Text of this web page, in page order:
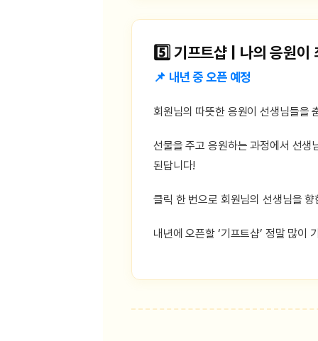
5️⃣ 기프트샵 | 나의 응원이
📌 내년 중 오픈 예정
회원님의 따뜻한 응원이 선생님들을
선물을 주고 응원하는 과정에서 선생
된답니다!
클릭 한 번으로 회원님의 선생님을
내년에 오픈할 ‘기프트샵’ 정말 많이